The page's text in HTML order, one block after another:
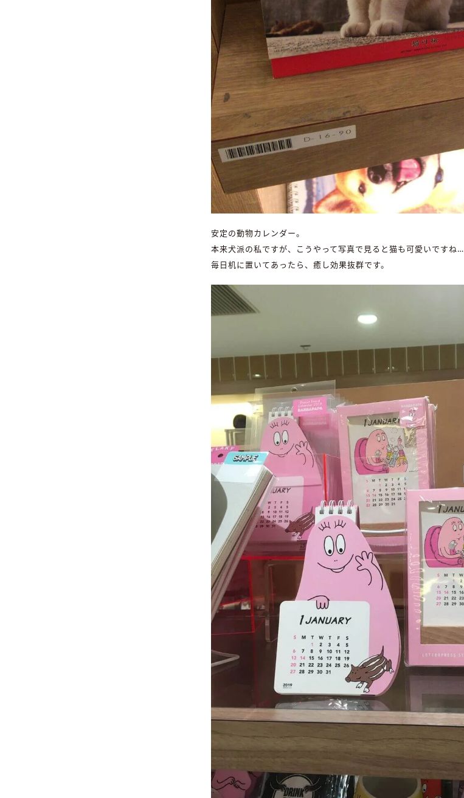
安定の動物カレンダー。
本来犬派の私ですが、こうやって写真で見ると猫も可愛いですね…
毎日机に置いてあったら、癒し効果抜群です。